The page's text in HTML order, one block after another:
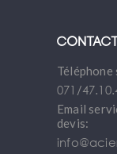
Téléphone
071/
Email
devis: